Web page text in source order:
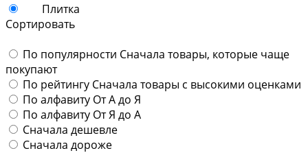
Плитка
Сортировать
По популярности Сначала товары, которые чаще
покупают
По рейтингу Сначала товары с высокими оценками
По алфавиту От А до Я
По алфавиту От Я до А
Сначала дешевле
Сначала дороже